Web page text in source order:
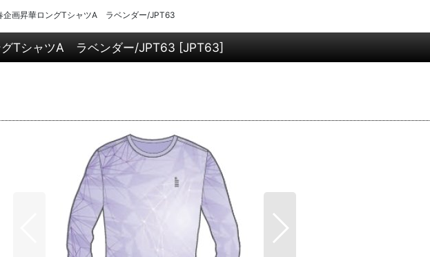
画昇華ロングTシャツA ラベンダー/JPT63
TシャツA ラベンダー/JPT63 [JPT63]